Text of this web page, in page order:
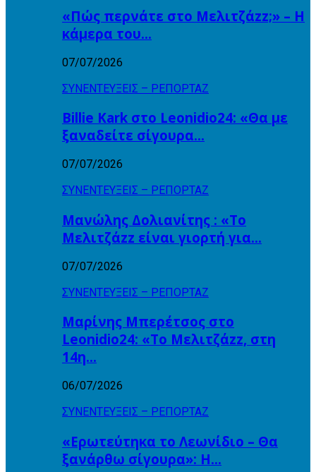
«Πώς περνάτε στο Μελιτζάzz;» – Η
κάμερα του…
07/07/2026
ΣΥΝΕΝΤΕΥΞΕΙΣ – ΡΕΠΟΡΤΑΖ
Billie Kark στο Leonidio24: «Θα με
ξαναδείτε σίγουρα…
07/07/2026
ΣΥΝΕΝΤΕΥΞΕΙΣ – ΡΕΠΟΡΤΑΖ
Μανώλης Δολιανίτης : «Το
Μελιτζάzz είναι γιορτή για…
07/07/2026
ΣΥΝΕΝΤΕΥΞΕΙΣ – ΡΕΠΟΡΤΑΖ
Μαρίνης Μπερέτσος στο
Leonidio24: «Το Μελιτζάzz, στη
14η…
06/07/2026
ΣΥΝΕΝΤΕΥΞΕΙΣ – ΡΕΠΟΡΤΑΖ
«Ερωτεύτηκα το Λεωνίδιο – Θα
ξανάρθω σίγουρα»: Η…